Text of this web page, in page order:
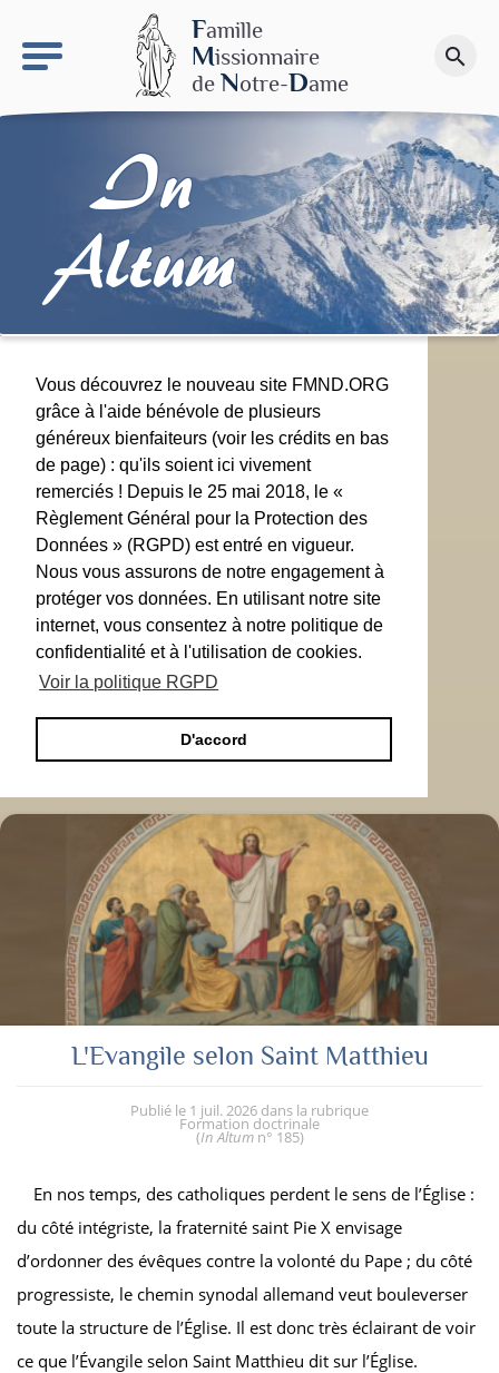
Famille
Missionnaire
de Notre-Dame
search
Faire un don
In
Altum
Vous découvrez le nouveau site FMND.ORG
grâce à l'aide bénévole de plusieurs
généreux bienfaiteurs (voir les crédits en bas
de page) : qu'ils soient ici vivement
remerciés ! Depuis le 25 mai 2018, le «
Règlement Général pour la Protection des
Données » (RGPD) est entré en vigueur.
Nous vous assurons de notre engagement à
protéger vos données. En utilisant notre site
internet, vous consentez à notre politique de
confidentialité et à l'utilisation de cookies.
Voir la politique RGPD
D'accord
L'Evangile selon Saint Matthieu
Publié le 1 juil. 2026 dans la rubrique
Formation doctrinale
(In Altumn° 185)
En nos temps, des catholiques perdent le sens de l’Église :
du côté intégriste, la fraternité saint Pie X envisage
d’ordonner des évêques contre la volonté du Pape ; du côté
progressiste, le chemin synodal allemand veut bouleverser
toute la structure de l’Église. Il est donc très éclairant de voir
ce que l’Évangile selon Saint Matthieu dit sur l’Église.